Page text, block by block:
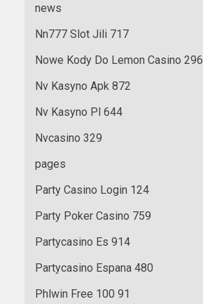
news
Nn777 Slot Jili 717
Nowe Kody Do Lemon Casino 296
Nv Kasyno Apk 872
Nv Kasyno Pl 644
Nvcasino 329
pages
Party Casino Login 124
Party Poker Casino 759
Partycasino Es 914
Partycasino Espana 480
Phlwin Free 100 91